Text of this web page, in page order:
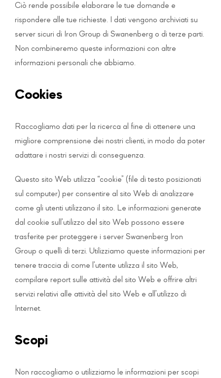
Ciò rende possibile elaborare le tue domande e
rispondere alle tue richieste. I dati vengono archiviati su
server sicuri di Iron Group di Swanenberg o di terze parti.
Non combineremo queste informazioni con altre
informazioni personali che abbiamo.
Cookies
Raccogliamo dati per la ricerca al fine di ottenere una
migliore comprensione dei nostri clienti, in modo da poter
adattare i nostri servizi di conseguenza.
Questo sito Web utilizza “cookie” (file di testo posizionati
sul computer) per consentire al sito Web di analizzare
come gli utenti utilizzano il sito. Le informazioni generate
dal cookie sull’utilizzo del sito Web possono essere
trasferite per proteggere i server Swanenberg Iron
Group o quelli di terzi. Utilizziamo queste informazioni per
tenere traccia di come l’utente utilizza il sito Web,
compilare report sulle attività del sito Web e offrire altri
servizi relativi alle attività del sito Web e all’utilizzo di
Internet.
Scopi
Non raccogliamo o utilizziamo le informazioni per scopi